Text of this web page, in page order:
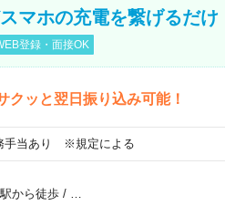
マホの充電を繋げるだけ
登録・面接OK
ッと翌日振り込み可能！
手当あり ※規定による
から徒歩/